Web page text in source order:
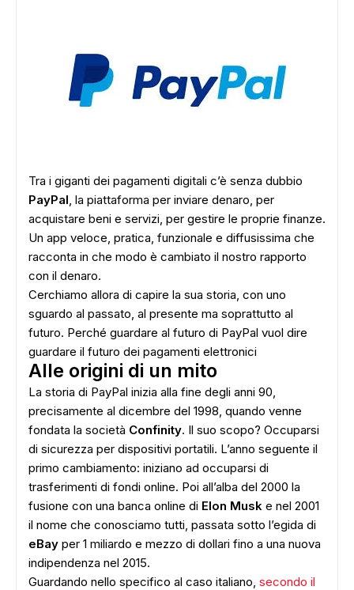
Tra i giganti dei pagamenti digitali c’è senza dubbio
PayPal, la piattaforma per inviare denaro, per
acquistare beni e servizi, per gestire le proprie finanze.
Un app veloce, pratica, funzionale e diffusissima che
racconta in che modo è cambiato il nostro rapporto
con il denaro.
Cerchiamo allora di capire la sua storia, con uno
sguardo al passato, al presente ma soprattutto al
futuro. Perché guardare al futuro di PayPal vuol dire
guardare il futuro dei pagamenti elettronici
Alle origini di un mito
La storia di PayPal inizia alla fine degli anni 90,
precisamente al dicembre del 1998, quando venne
fondata la società Confinity. Il suo scopo? Occuparsi
di sicurezza per dispositivi portatili. L’anno seguente il
primo cambiamento: iniziano ad occuparsi di
trasferimenti di fondi online. Poi all’alba del 2000 la
fusione con una banca online di Elon Musk e nel 2001
il nome che conosciamo tutti, passata sotto l’egida di
eBay per 1 miliardo e mezzo di dollari fino a una nuova
indipendenza nel 2015.
Guardando nello specifico al caso italiano, secondo il